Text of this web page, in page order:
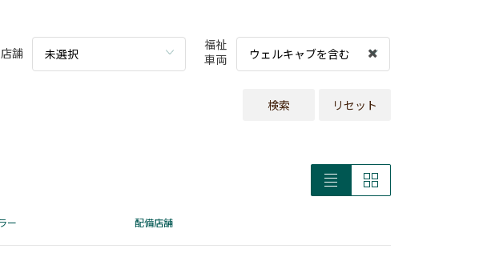
店舗 未選択
福祉
車両
ウェルキャブを含む
検索 リセット
ー 配備店舗